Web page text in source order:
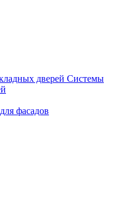
Системы
фасадов